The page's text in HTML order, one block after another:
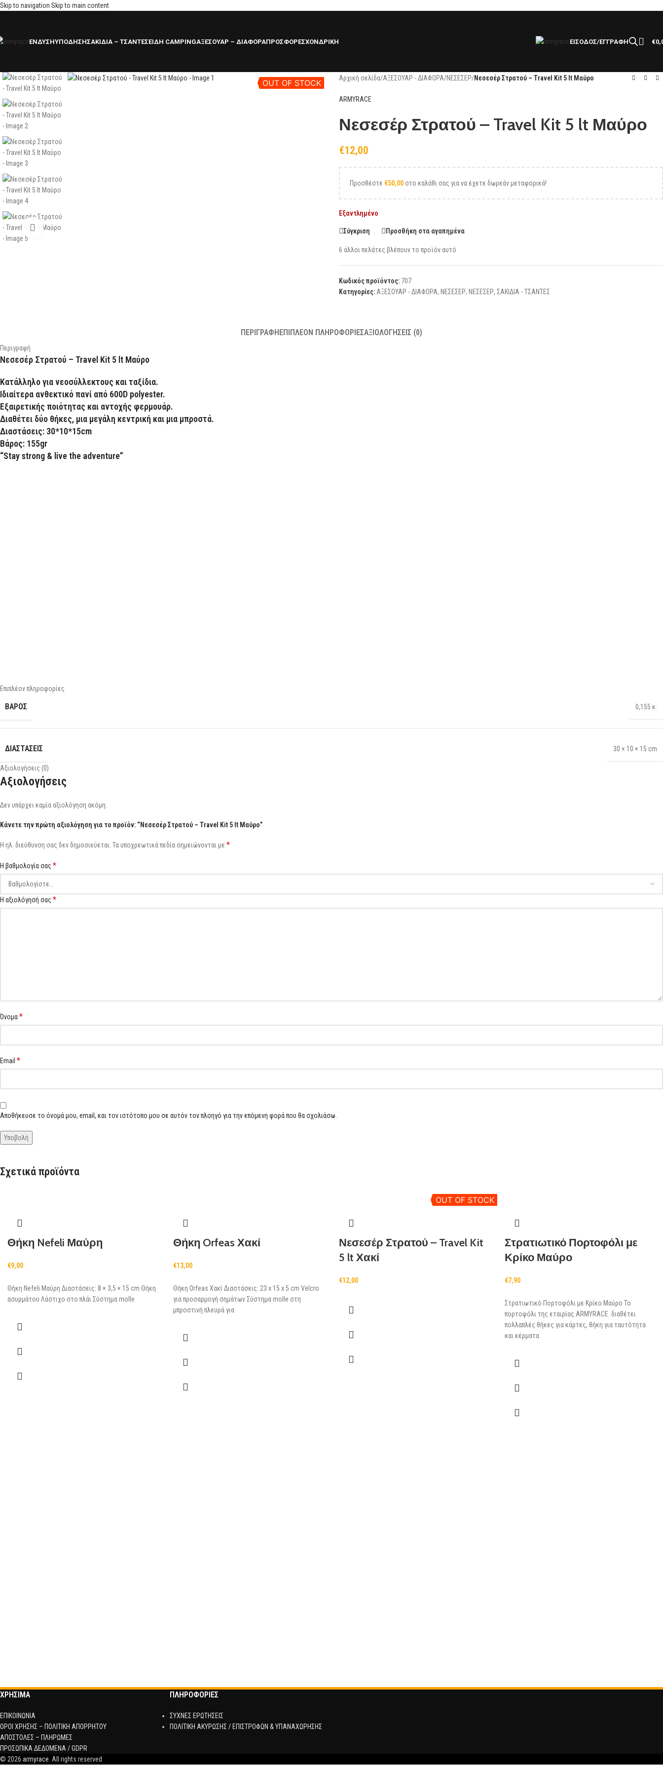
Skip to navigation Skip to main content
ΕΝΔΥΣΗΥΠΟΔΗΣΗΣΑΚΙΔΙΑ – ΤΣΑΝΤΕΣΕΙΔΗ CAMPINGΑΞΕΣΟΥΑΡ – ΔΙΑΦΟΡΑΠΡΟΣΦΟΡΕΣΧΟΝΔΡΙΚΗ ΕΙΣΟΔΟΣ/ΕΓΓΡΑΦΗ €
OUT OF STOCK Αρχική σελίδα/ΑΞΕΣΟΥΑΡ - ΔΙΑΦΟΡΑ/ΝΕΣΕΣΕΡ/Νεσεσέρ Στρατού – Travel Kit 5 lt Μαύρο
ARMYRACE
Νεσεσέρ Στρατού – Travel Kit 5 lt Μαύρο
€12,00
Προσθέστε €50,00 στο καλάθι σας για να έχετε δωρεάν μεταφορικά!
Εξαντλημένο
Σύγκριση Προσθήκη στα αγαπημένα
6 άλλοι πελάτες βλέπουν το προϊόν αυτό
Κωδικός προϊόντος: 707
Κατηγορίες: ΑΞΕΣΟΥΑΡ - ΔΙΑΦΟΡΑ, ΝΕΣΕΣΕΡ, ΝΕΣΕΣΕΡ, ΣΑΚΙΔΙΑ - ΤΣΑΝΤΕΣ
ΠΕΡΙΓΡΑΦΉΕΠΙΠΛΈΟΝ ΠΛΗΡΟΦΟΡΊΕΣΑΞΙΟΛΟΓΉΣΕΙΣ (0)
Περιγραφή
Νεσεσέρ Στρατού – Travel Kit 5 lt Μαύρο
Κατάλληλο για νεοσύλλεκτους και ταξίδια.
Ιδιαίτερα ανθεκτικό πανί από 600D polyester.
Εξαιρετικής ποιότητας και αντοχής φερμουάρ.
Διαθέτει δύο θήκες, μια μεγάλη κεντρική και μια μπροστά.
Διαστάσεις: 30*10*15cm
Βάρος: 155gr
“Stay strong & live the adventure”
Επιπλέον πληροφορίες
ΒΆΡΟΣ 0,155 κ.
ΔΙΑΣΤΆΣΕΙΣ 30 × 10 × 15 cm
Αξιολογήσεις (0)
Αξιολογήσεις
Δεν υπάρχει καμία αξιολόγηση ακόμη.
Κάνετε την πρώτη αξιολόγηση για το προϊόν: “Νεσεσέρ Στρατού – Travel Kit 5 lt Μαύρο”
Η ηλ. διεύθυνση σας δεν δημοσιεύεται. Τα υποχρεωτικά πεδία σημειώνονται με *
Η βαθμολογία σας *
Η αξιολόγησή σας *
Όνομα*
Email *
Αποθήκευσε το όνομά μου, email, και τον ιστότοπο μου σε αυτόν τον πλοηγό για την επόμενη φορά που θα σχολιάσω.
Σχετικά προϊόντα
Θήκη Nefeli Μαύρη
€9,00
Θήκη Nefeli Μαύρη Διαστάσεις: 8 × 3,5 × 15 cm Θήκη
ασυρμάτου Λάστιχο στο πλάι Σύστημα molle
Θήκη Orfeas Χακί
€13,00
Θήκη Orfeas Χακί Διαστάσεις: 23 x 15 x 5 cm Velcro
για προσαρμογή σημάτων Σύστημα molle στη
μπροστινή πλευρά για
OUT OF STOCK
Νεσεσέρ Στρατού – Travel Kit
5 lt Χακί
€12,00
Στρατιωτικό Πορτοφόλι με
Κρίκο Μαύρο
€7,90
Στρατιωτικό Πορτοφόλι με Κρίκο Μαύρο Το
πορτοφόλι της εταιρίας ARMYRACE διαθέτει
πολλαπλές θήκες για κάρτες, θήκη για ταυτότητα
και κέρματα.
ΧΡΗΣΙΜΑ
ΕΠΙΚΟΙΝΩΝΙΑ
ΟΡΟΙ ΧΡΗΣΗΣ – ΠΟΛΙΤΙΚΗ ΑΠΟΡΡΗΤΟΥ
ΑΠΟΣΤΟΛΕΣ – ΠΛΗΡΩΜΕΣ
ΠΡΟΣΩΠΙΚΑ ΔΕΔΟΜΕΝΑ / GDPR
ΠΛΗΡΟΦΟΡΙΕΣ
ΣΥΧΝΕΣ ΕΡΩΤΗΣΕΙΣ
ΠΟΛΙΤΙΚΗ ΑΚΥΡΩΣΗΣ / ΕΠΙΣΤΡΟΦΩΝ & ΥΠΑΝΑΧΩΡΗΣΗΣ
© 2026 armyrace . All rights reserved